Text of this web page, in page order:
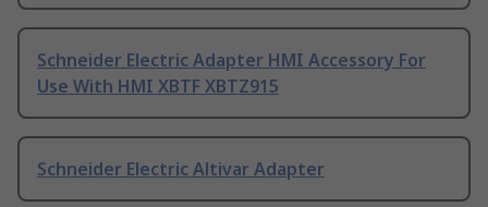
Schneider Electric Adapter HMI Accessory For
Use With HMI XBTF XBTZ915
Schneider Electric Altivar Adapter